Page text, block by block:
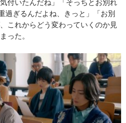
付いたんだね」「そっちとお別れ
過ぎるんだよね、きっと」「お別
これからどう変わっていくのか見
った。